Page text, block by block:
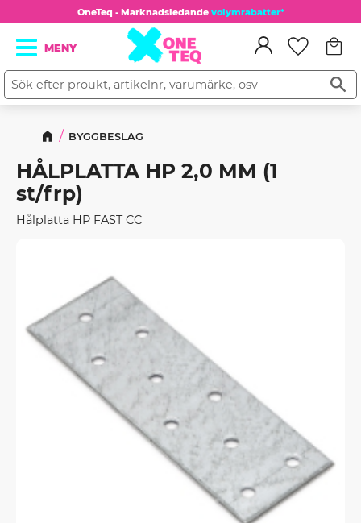
Meny
OneTeq - Marknadsledande volymrabatter*
BYGGBESLAG
HÅLPLATTA HP 2,0 MM (1
st/frp)
Hålplatta HP FAST CC